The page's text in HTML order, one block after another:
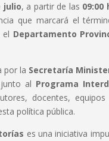
julio, a partir de las 09:00
que marcará el
el Departamento
por la Secretaría
al Programa
docentes,
política pública.
es una iniciativa